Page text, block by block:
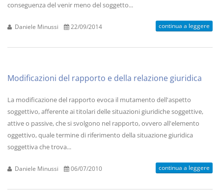
conseguenza del venir meno del soggetto...
Daniele Minussi 22/09/2014 continua a leggere
Modificazioni del rapporto e della relazione giuridica
La modificazione del rapporto evoca il mutamento dell'aspetto
soggettivo, afferente ai titolari delle situazioni giuridiche soggettive,
attive o passive, che si svolgono nel rapporto, ovvero all'elemento
oggettivo, quale termine di riferimento della situazione giuridica
soggettiva che trova...
Daniele Minussi 06/07/2010 continua a leggere